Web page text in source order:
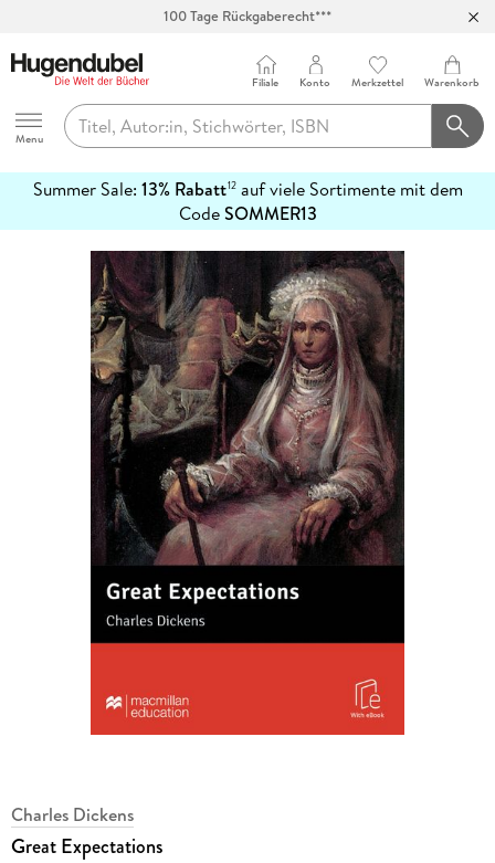
100 Tage Rückgaberecht***
Hugendubel
Menu
Filiale Konto Merkzettel Warenkorb
Summer Sale: 13% Rabatt12auf viele Sortimente mit dem
CodeSOMMER13
erfahren
Charles Dickens
Great Expectations